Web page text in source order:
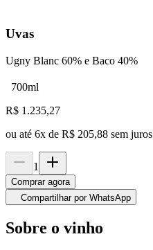
Uvas
Ugny Blanc 60% e Baco 40%
700ml
R$ 1.235,27
ou até 6x de R$ 205,88 sem juros
1
Comprar agora
Compartilhar por WhatsApp
Sobre o vinho